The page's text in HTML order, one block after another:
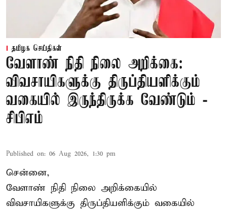
தமிழக செய்திகள்
வேளாண் நிதி நிலை அறிக்கை:
விவசாயிகளுக்கு திருப்தியளிக்கும்
வகையில் இருந்திருக்க வேண்டும் -
சிபிஎம்
Published on: 06 Aug 2026, 1:30 pm
சென்னை,
வேளாண் நிதி நிலை அறிக்கையில்
விவசாயிகளுக்கு திருப்தியளிக்கும் வகையில்